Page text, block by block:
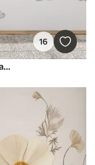
16
Akvarelová mapa pre deti so zvieratkami a teplovzdušnými balónmi. V anglickom jazyku. Béžová farba.